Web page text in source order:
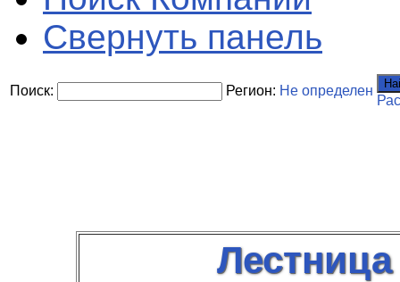
Свернуть панель
Поиск: Регион: Не определен